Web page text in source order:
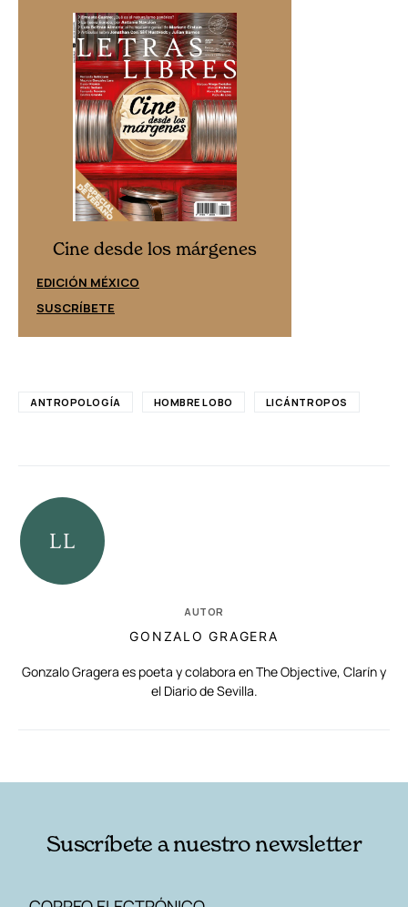
Cine desde los márgenes
EDICIÓN MÉXICO
SUSCRÍBETE
ANTROPOLOGÍA HOMBRE LOBO LICÁNTROPOS
AUTOR
GONZALO GRAGERA
Gonzalo Gragera es poeta y colabora en The Objective, Clarín y
el Diario de Sevilla.
Suscríbete a nuestro newsletter